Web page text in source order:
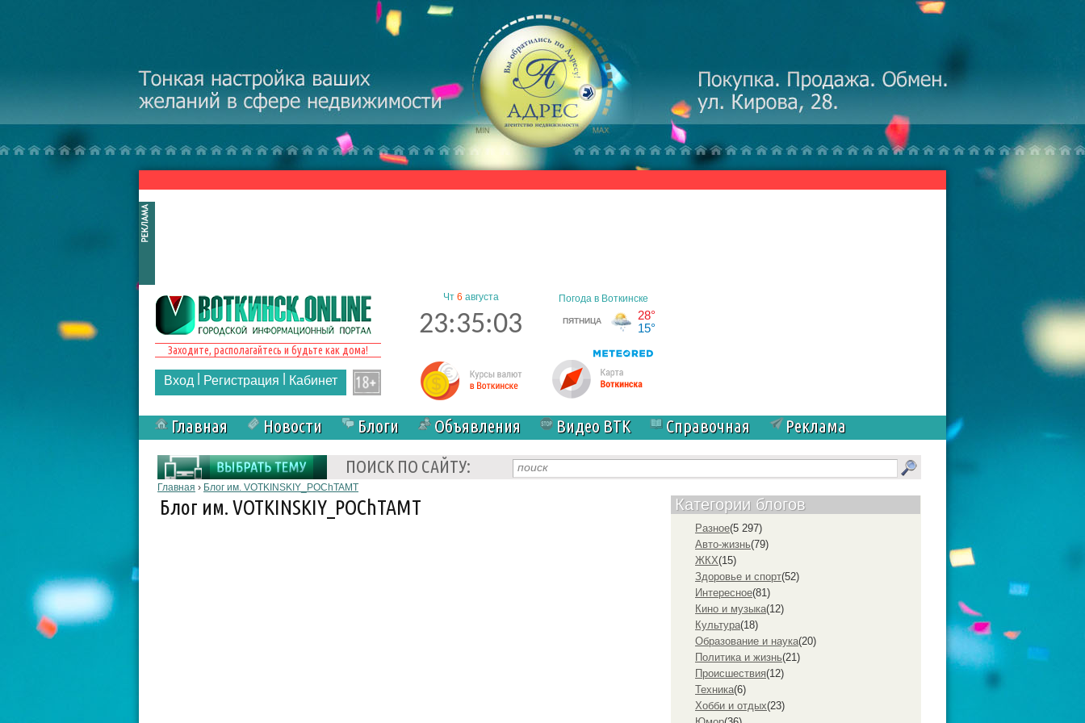
Заходите, располагайтесь и будьте как дома!
Вход Регистрация Кабинет
Чт 6 августа
23:35:03
Главная Новости Блоги Объявления Видео ВТК Справочная
Реклама
ПОИСК ПО САЙТУ:
Форма поиска
Вы здесь
Главная › Блог им. VOTKINSKIY_POChTAMT
Блог им. VOTKINSKIY_POChTAMT Категории блогов
Разное(5 297)
Авто-жизнь(79)
ЖКХ(15)
Здоровье и спорт(52)
Интересное(81)
Кино и музыка(12)
Культура(18)
Образование и наука(20)
Политика и жизнь(21)
Проиcшествия(12)
Техника(6)
Хобби и отдых(23)